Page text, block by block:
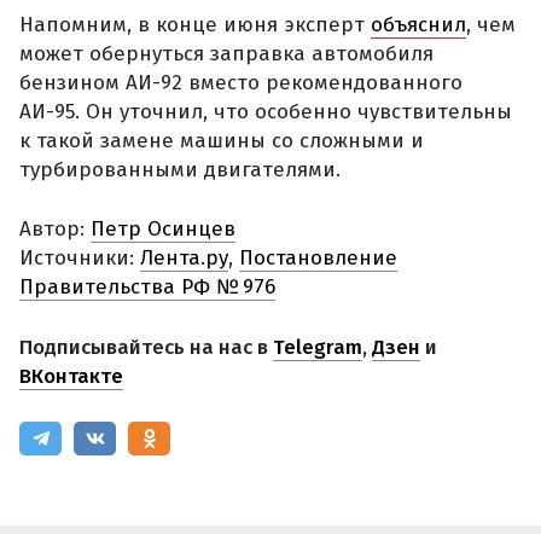
Напомним, в конце июня эксперт объяснил, чем
может обернуться заправка автомобиля
бензином АИ-92 вместо рекомендованного
АИ-95. Он уточнил, что особенно чувствительны
к такой замене машины со сложными и
турбированными двигателями.
Автор: Петр Осинцев
Источники: Лента.ру, Постановление
Правительства РФ № 976
Подписывайтесь на нас в Telegram,Дзен и
ВКонтакте